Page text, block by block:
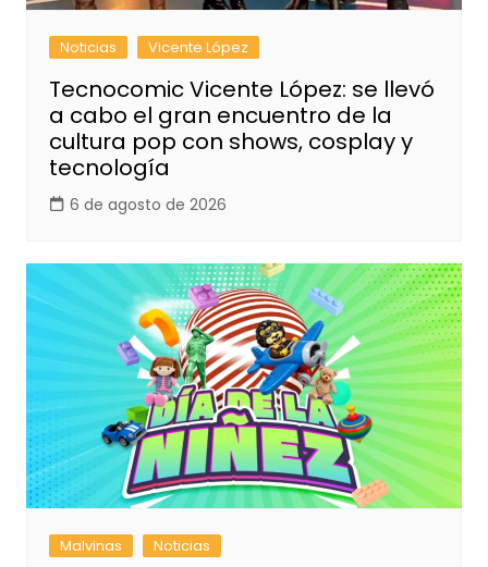
Noticias Vicente López
Tecnocomic Vicente López: se llevó
a cabo el gran encuentro de la
cultura pop con shows, cosplay y
tecnología
6 de agosto de 2026
Malvinas Noticias